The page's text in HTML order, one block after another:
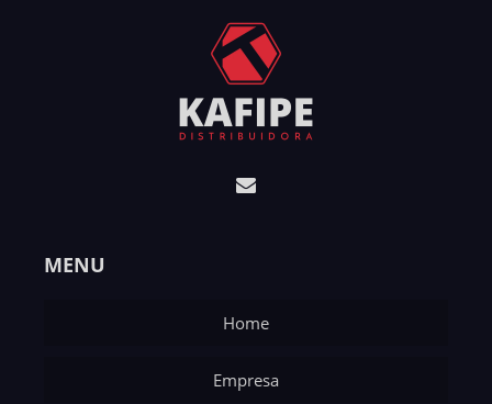
MENU
Home
Empresa